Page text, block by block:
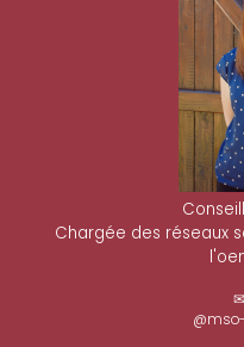
Chargée des réseaux